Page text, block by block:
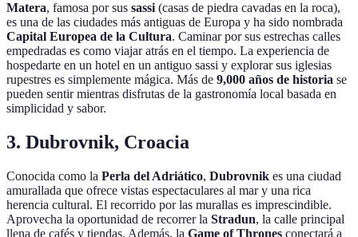
Matera, famosa por sus sassi (casas de piedra cavadas en la roca),
es una de las ciudades más antiguas de Europa y ha sido nombrada
Capital Europea de la Cultura. Caminar por sus estrechas calles
empedradas es como viajar atrás en el tiempo. La experiencia de
hospedarte en un hotel en un antiguo sassi y explorar sus iglesias
rupestres es simplemente mágica. Más de 9,000 años de historia se
pueden sentir mientras disfrutas de la gastronomía local basada en
simplicidad y sabor.
3. Dubrovnik, Croacia
Conocida como la Perla del Adriático, Dubrovnik es una ciudad
amurallada que ofrece vistas espectaculares al mar y una rica
herencia cultural. El recorrido por las murallas es imprescindible.
Aprovecha la oportunidad de recorrer la Stradun, la calle principal
llena de cafés y tiendas. Además, la Game of Thrones conectará a